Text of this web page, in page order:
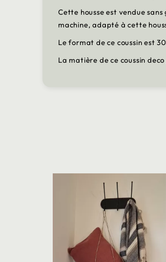
Cette housse est vendue
machine, adapté à cette
Le format de ce coussin est
La matière de ce coussin